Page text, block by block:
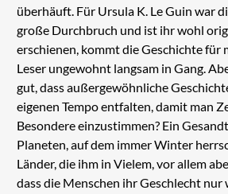
überhäuft. Für Ursula K. Le Guin war
große Durchbruch und ist ihr wohl
erschienen, kommt die Geschichte für
Leser ungewohnt langsam in Gang.
gut, dass außergewöhnliche
eigenen Tempo entfalten, damit man
Besondere einzustimmen? Ein
Planeten, auf dem immer Winter
Länder, die ihm in Vielem, vor allem
dass die Menschen ihr Geschlecht